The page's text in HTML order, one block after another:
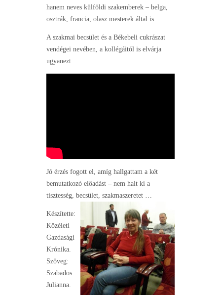
hanem neves külföldi szakemberek – belga,
osztrák, francia, olasz mesterek által is.
A szakmai becsület és a Békebeli cukrászat
vendégei nevében, a kollégáitól is elvárja
ugyanezt.
Jó érzés fogott el, amíg hallgattam a két
bemutatkozó előadást – nem halt ki a
tisztesség, becsület, szakmaszeretet …
Készítette:
Közéleti
Gazdasági
Krónika.
Szöveg:
Szabados
Julianna.